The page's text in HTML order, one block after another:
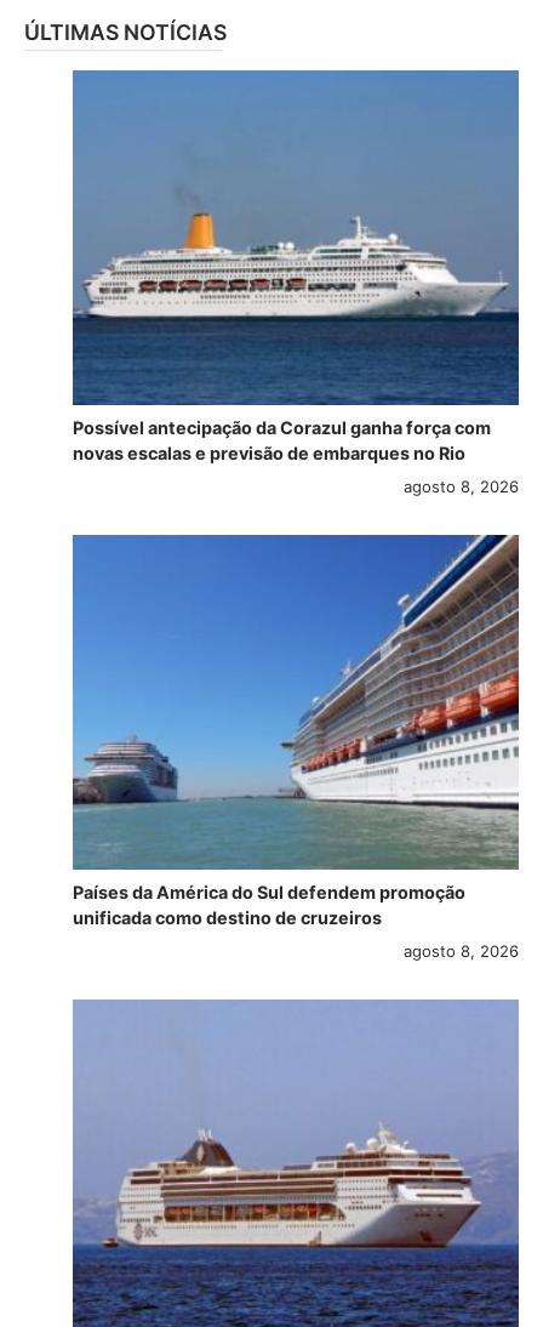
ÚLTIMAS NOTÍCIAS
Possível antecipação da Corazul ganha força com
novas escalas e previsão de embarques no Rio
agosto 8, 2026
Países da América do Sul defendem promoção
unificada como destino de cruzeiros
agosto 8, 2026